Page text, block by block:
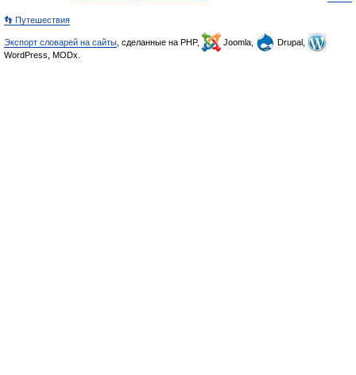
👣 Путешествия
Экспорт словарей на сайты , сделанные на PHP, Joomla,
Drupal,
WordPress, MODx.